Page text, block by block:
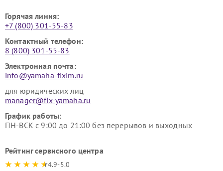
Горячая линия:
+7 (800) 301-55-83
Контактный телефон:
8 (800) 301-55-83
Электронная почта:
info@yamaha-fixim.ru
для юридических лиц
manager@fix-yamaha.ru
График работы:
ПН-ВСК с 9:00 до 21:00 без перерывов и выходных
Рейтинг сервисного центра
4.9-5.0